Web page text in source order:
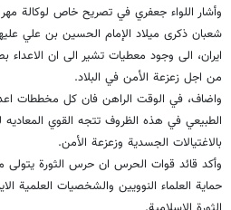
وأشار اللواء جعفري في تصريح خاص لوكالة مهر
شعبان ذكرى ميلاد الإمام الحسين بن علي
ايران، الى وجود معطيات تشير الى ان الاعداء
من اجل زعزعة الأمن في البلاد.
واضاف، في الوقت الراهن فان كل مخططات
الطبيعي في هذه الظروف تتجه القوي المعاديه
بالاغتيالات الجسدية وزعزعة الأمن.
وأكد قائد قوات الحرس ان حرس الثورة
حماية العلماء النوويين والشخصيات العلمية